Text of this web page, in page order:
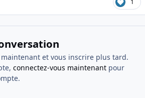
1
et vous inscrire plus tard.
connectez-vous maintenantpour